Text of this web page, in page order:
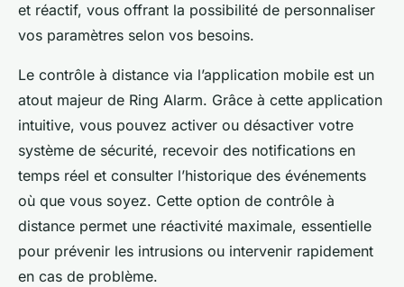
et réactif, vous offrant la possibilité de personnaliser
vos paramètres selon vos besoins.
Le contrôle à distance via l’application mobile est un
atout majeur de Ring Alarm. Grâce à cette application
intuitive, vous pouvez activer ou désactiver votre
système de sécurité, recevoir des notifications en
temps réel et consulter l’historique des événements
où que vous soyez. Cette option de contrôle à
distance permet une réactivité maximale, essentielle
pour prévenir les intrusions ou intervenir rapidement
en cas de problème.